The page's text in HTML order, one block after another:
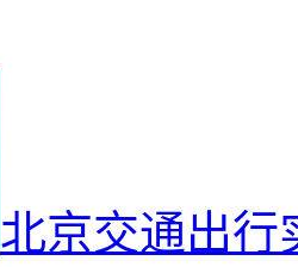
北京交通出行